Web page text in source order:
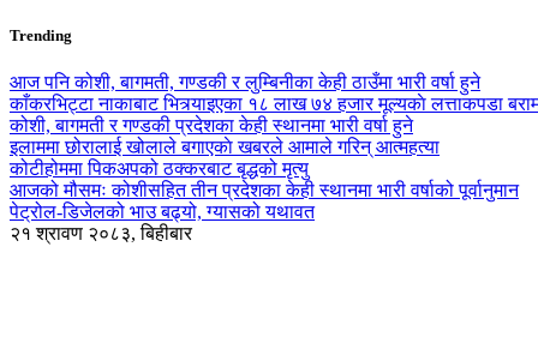
Trending
आज पनि कोशी, बागमती, गण्डकी र लुम्बिनीका केही ठाउँमा भारी वर्षा हुने
काँकरभिट्टा नाकाबाट भित्र्याइएका १८ लाख ७४ हजार मूल्यकाे लत्ताकपडा
कोशी, बागमती र गण्डकी प्रदेशका केही स्थानमा भारी वर्षा हुने
इलाममा छोरालाई खोलाले बगाएकाे खबरले आमाले गरिन् आत्महत्या
कोटीहोममा पिकअपको ठक्करबाट बृद्धको मृत्यु
आजको मौसमः कोशीसहित तीन प्रदेशका केही स्थानमा भारी वर्षाको पूर्वानुमान
पेट्रोल-डिजेलको भाउ बढ्यो, ग्यासको यथावत
२१ श्रावण २०८३, बिहीबार